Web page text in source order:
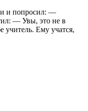
и попросил: —
— Увы, это не в
Ему учатся,